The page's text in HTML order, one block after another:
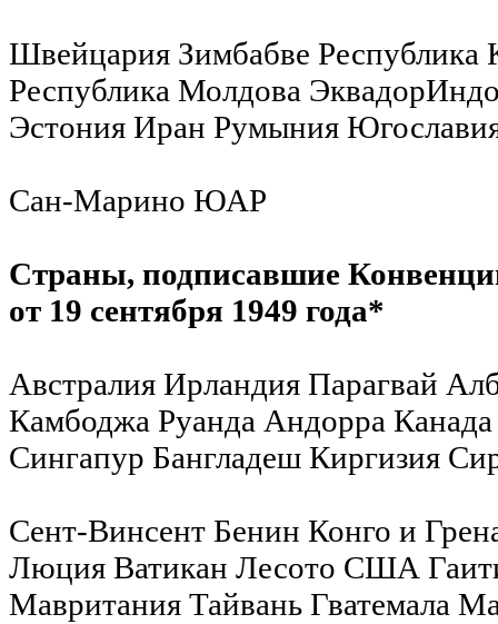
Швейцария Зимбабве Республика
Республика Молдова
Эстония Иран Румыния
Сан-Марино ЮАР
Страны, подписавшие
от 19 сентября 1949 года*
Австралия Ирландия Парагвай
Камбоджа Руанда Андорра
Сингапур Бангладеш Киргизия
Сент-Винсент Бенин Конго и
Люция Ватикан Лесото США
Мавритания Тайвань Гватемала